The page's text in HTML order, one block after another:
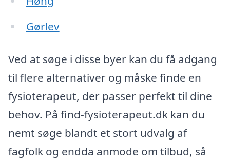
Gørlev
Ved at søge i disse byer kan du få adgang
til flere alternativer og måske finde en
fysioterapeut, der passer perfekt til dine
behov. På find-fysioterapeut.dk kan du
nemt søge blandt et stort udvalg af
fagfolk og endda anmode om tilbud, så